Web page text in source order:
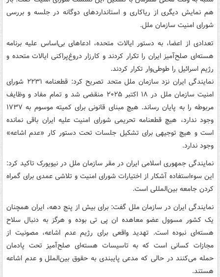
هم نمایش دیگری از ریاکاری و استانداردهای دوگانه در جلسه و بررسی
شورای امنیت سازمان ملل.
تعدادی از اعضا، به دستور ایالات متحده، ادعاهای بی‌اساس علیه برنامه
هسته‌ای صلح‌آمیز ایران را تکرار کردند و کارزار دروغ‌پراکنی ایالات متحده و
رژیم اسرائیل را طوطی‌وار تکرار کردند.
نمایندگی ایران نزد سازمان ملل متحد تصریح کرد: قطعنامه ۲۲۳۱ شورای
امنیت سازمان ملل در ۱۸ اکتبر ۲۰۲۵ منقضی شد و تمام مفاد و وظایف
مربوطه را به پایان رساند. هیچ مبنای قانونی برای کمیته موسوم به ۱۷۳۷
وجود ندارد، هیچ قطعنامه تحریمی شورای امنیت علیه ایران باقی نمانده
است و هیچ توجیهی برای تشکیل جلسات تحت دستور کار «عدم اشاعه»
وجود ندارد.
نمایندگی جمهوری اسلامی ایران در مقر سازمان ملل در نیویورک تاکید کرد:
این سوءاستفاده آشکار از اختیارات شورای امنیت و تلاشی عمدی برای گمراه
کردن جامعه بین‌المللی است.
نمایندگی ایران در سازمان ملل گفت: برای بیش از پنج دهه، ایران همچنان
یک کشور مسوول عضو معاهده ان پی تی بوده و هرگز به دنبال سلاح
هسته‌ای نبوده است. تهدید واقعی برای رژیم عدم اشاعه، مصونیت از
مجازات کسانی است که به تاسیسات هسته‌ای صلح‌آمیز تحت پادمان
حمله می‌کنند در حالی که مدعی پایبندی به حقوق بین‌الملل و عدم اشاعه
هستند.